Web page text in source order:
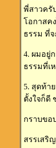
พี่สาวครั
โอกาสค
ธรรม ที่
4. ผมอยู่
ธรรมที่เ
5. สุดท้า
ตั้งใจก็ดี
กราบขอ
สรรเสริญ